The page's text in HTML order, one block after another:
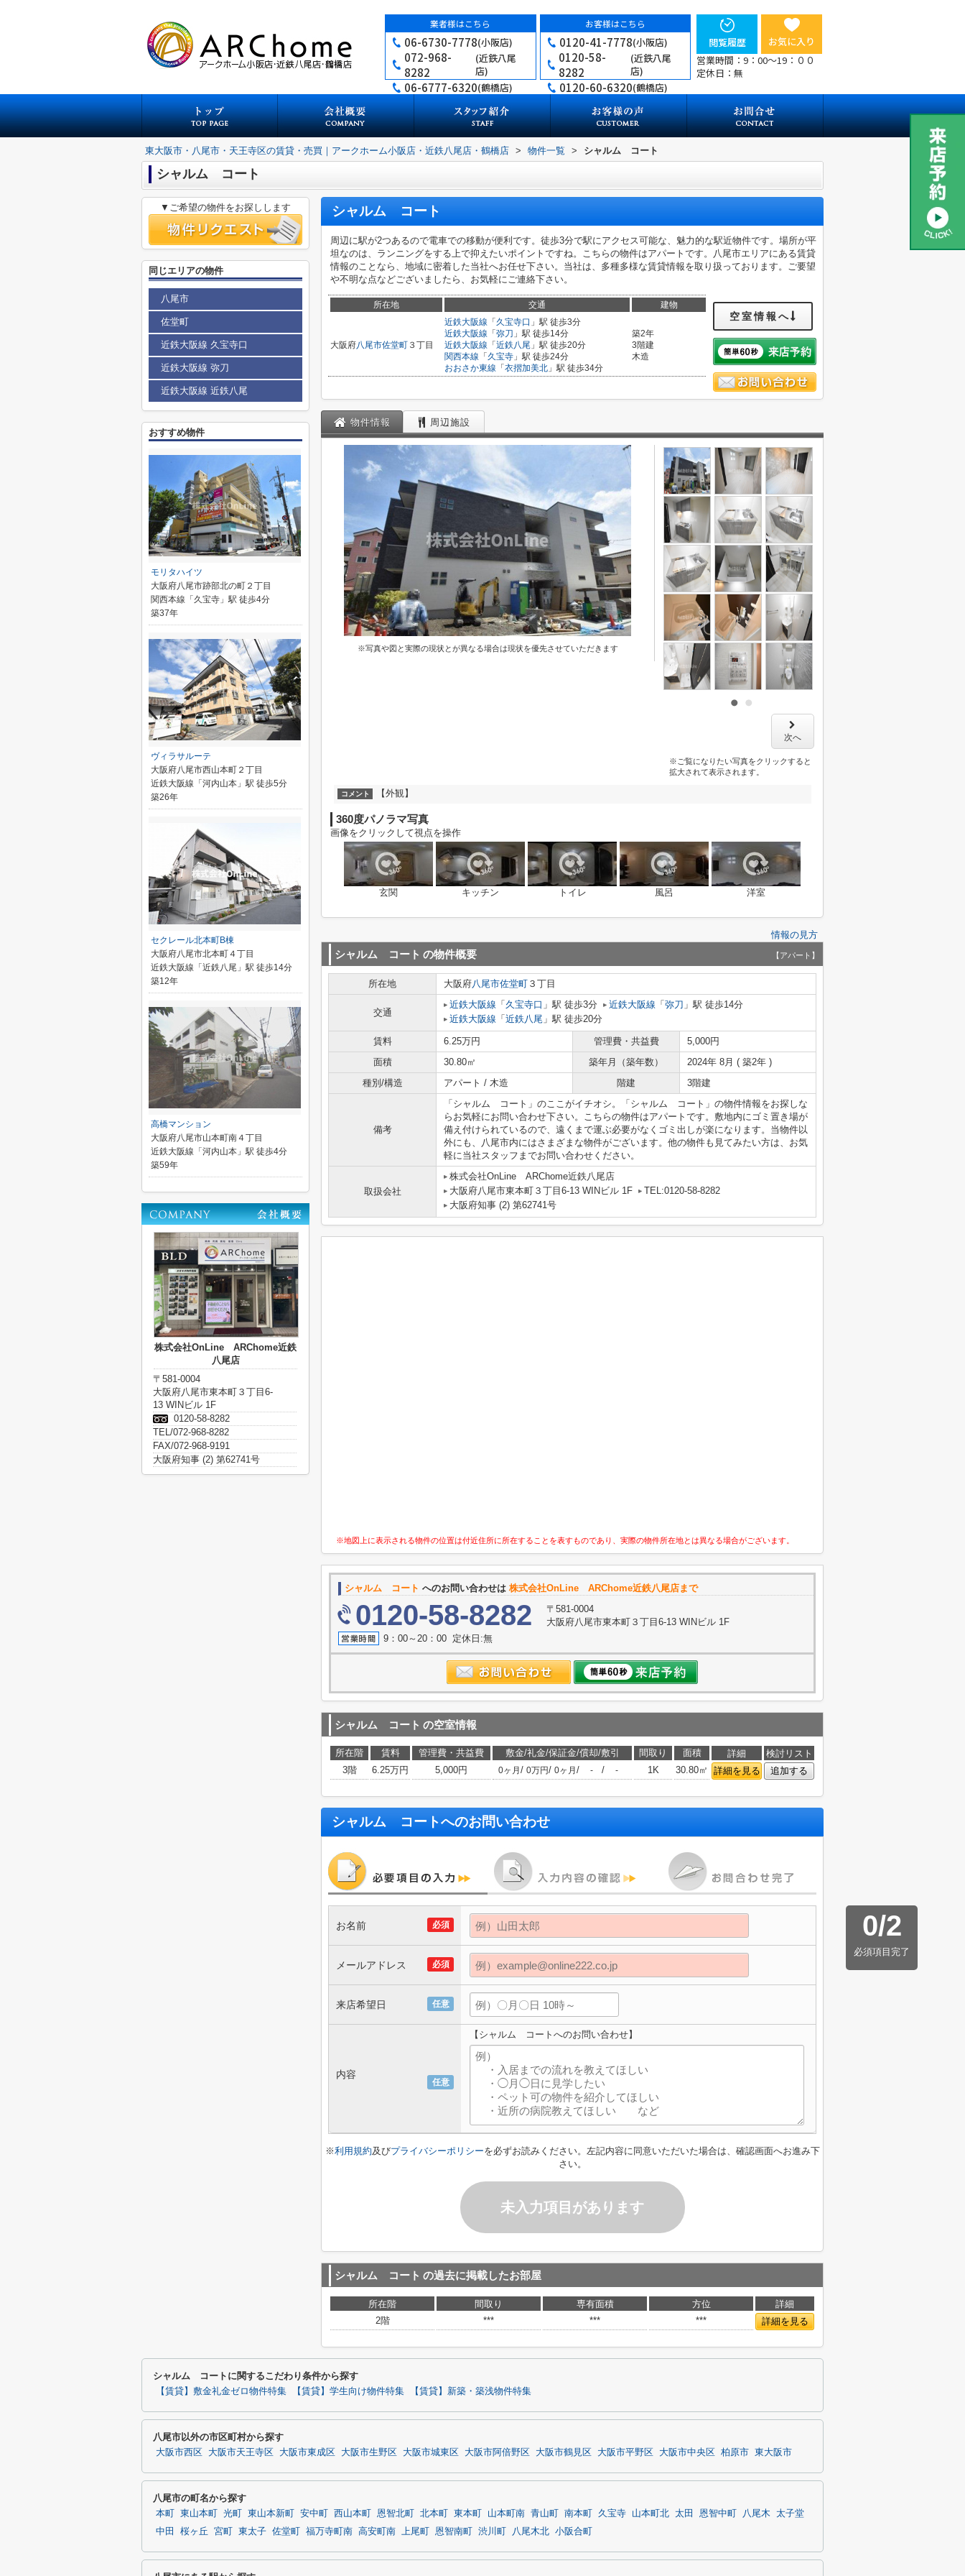
業者様はこちら
06-6730-7778(小阪店)
072-968-
8282
(近鉄八尾
店)
06-6777-6320(鶴橋店)
お客様はこちら
0120-41-7778(小阪店)
0120-58-
8282
(近鉄八尾
店)
0120-60-6320(鶴橋店)
閲覧履歴
お気に入り
営業時間：9：00～19：００
定休日：無
東大阪市・八尾市・天王寺区の賃貸・売買｜アークホーム小阪店・近鉄八尾店・鶴橋店 > 物件一覧 > シャルム コート
シャルム コート
シャルム コート
周辺に駅が2つあるので電車での移動が便利です。徒歩3分で駅にアクセス可能な、魅力的な駅近物件です。場所が平
坦なのは、ランニングをする上で抑えたいポイントですね。こちらの物件はアパートです。八尾市エリアにある賃貸
情報のことなら、地域に密着した当社へお任せ下さい。当社は、多種多様な賃貸情報を取り扱っております。ご要望
や不明な点などございましたら、お気軽にご連絡下さい。
所在地 交通 建物
大阪府八尾市佐堂町 ３丁目
近鉄大阪線 「 久宝寺口 」駅 徒歩3分
近鉄大阪線 「 弥刀 」駅 徒歩14分
近鉄大阪線 「 近鉄八尾 」駅 徒歩20分
関西本線 「 久宝寺 」駅 徒歩24分
おおさか東線 「 衣摺加美北 」駅 徒歩34分
築2年
3階建
木造
空室情報へ
物件情報 周辺施設
※写真や図と実際の現状とが異なる場合は現状を優先させていただきます
次へ
※ご覧になりたい写真をクリックすると
拡大されて表示されます。
コメント 【外観】
360度パノラマ写真
画像をクリックして視点を操作
玄関 キッチン トイレ 風呂 洋室
情報の見方
シャルム コート の物件概要 【アパート】
所在地 大阪府八尾市佐堂町 ３丁目
交通
近鉄大阪線 「 久宝寺口 」駅 徒歩3分 近鉄大阪線 「 弥刀 」駅 徒歩14分
近鉄大阪線 「 近鉄八尾 」駅 徒歩20分
賃料 6.25万円 管理費・共益費
5,000円
面積
30.80㎡ 築年月（築年数）
2024年 8月 ( 築2年 )
種別/構造
アパート / 木造 階建 3階建
備考
「シャルム コート」のここがイチオシ。「シャルム コート」の物件情報をお探しな
らお気軽にお問い合わせ下さい。こちらの物件はアパートです。敷地内にゴミ置き場が
備え付けられているので、遠くまで運ぶ必要がなくゴミ出しが楽になります。当物件以
外にも、八尾市内にはさまざまな物件がございます。他の物件も見てみたい方は、お気
軽に当社スタッフまでお問い合わせください。
取扱会社
株式会社OnLine ARChome近鉄八尾店
大阪府八尾市東本町３丁目6-13 WINビル 1F
TEL:0120-58-8282
大阪府知事 (2) 第62741号
※地図上に表示される物件の位置は付近住所に所在することを表すものであり、実際の物件所在地とは異なる場合がございます。
シャルム コート へのお問い合わせは 株式会社OnLine ARChome近鉄八尾店まで
0120-58-8282
〒581-0004
大阪府八尾市東本町３丁目6-13 WINビル 1F
9：00～20：00 定休日:無
シャルム コート の空室情報
所在階 賃料 管理費・共益費 敷金/礼金/保証金/償却/敷引 間取り 面積 詳細
検討リスト
3階
6.25万円 5,000円 0ヶ月 / 0万円/ 0ヶ月 / - / - 1K 30.80㎡ 詳細を見る 追加する
シャルム コートへのお問い合わせ
0/2
必須項目完了
必須
お名前
必須
メールアドレス
任意
来店希望日
任意
内容
【シャルム コートへのお問い合わせ】
※利用規約及びプライバシーポリシーを必ずお読みください。左記内容に同意いただいた場合は、確認画面へお進み下
さい。
未入力項目があります
シャルム コート の過去に掲載したお部屋
所在階 間取り 専有面積 方位
詳細
2階
*** *** *** 詳細を見る
▼ご希望の物件をお探しします
同じエリアの物件
八尾市
佐堂町
近鉄大阪線 久宝寺口
近鉄大阪線 弥刀
近鉄大阪線 近鉄八尾
おすすめ物件
モリタハイツ
大阪府八尾市跡部北の町２丁目
関西本線「久宝寺」駅 徒歩4分
築37年
ヴィラサルーテ
大阪府八尾市西山本町２丁目
近鉄大阪線「河内山本」駅 徒歩5分
築26年
セクレール北本町B棟
大阪府八尾市北本町４丁目
近鉄大阪線「近鉄八尾」駅 徒歩14分
築12年
高橋マンション
大阪府八尾市山本町南４丁目
近鉄大阪線「河内山本」駅 徒歩4分
築59年
株式会社OnLine ARChome近鉄
八尾店
〒581-0004
大阪府八尾市東本町３丁目6-
13 WINビル 1F
0120-58-8282
TEL/072-968-8282
FAX/072-968-9191
大阪府知事 (2) 第62741号
シャルム コートに関するこだわり条件から探す
【賃貸】敷金礼金ゼロ物件特集 【賃貸】学生向け物件特集 【賃貸】新築・築浅物件特集
八尾市以外の市区町村から探す
大阪市西区 大阪市天王寺区 大阪市東成区 大阪市生野区 大阪市城東区 大阪市阿倍野区 大阪市鶴見区 大阪市平野区 大阪市中央区 柏原市 東大阪市
八尾市の町名から探す
本町 東山本町 光町 東山本新町 安中町 西山本町 恩智北町 北本町 東本町 山本町南 青山町 南本町 久宝寺 山本町北 太田 恩智中町 八尾木
太子堂
中田
桜ヶ丘 宮町 東太子 佐堂町 福万寺町南 高安町南 上尾町 恩智南町 渋川町 八尾木北 小阪合町